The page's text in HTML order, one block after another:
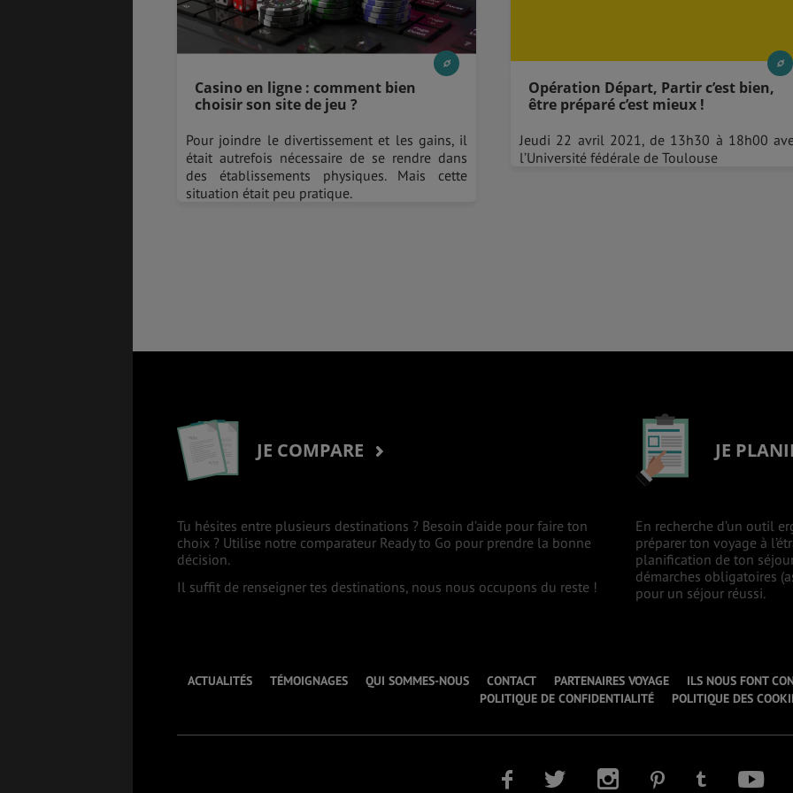
Casino en ligne : comment bien
choisir son site de jeu ?
Pour joindre le divertissement et les gains, il
était autrefois nécessaire de se rendre dans
des établissements physiques. Mais cette
situation était peu pratique.
Opération Départ, Partir c’est bien,
être préparé c’est mieux !
Jeudi 22 avril 2021, de 13h30 à 18h00
l’Université fédérale de Toulouse
JE COMPARE
Tu hésites entre plusieurs destinations ? Besoin d’aide pour faire ton
choix ? Utilise notre comparateur Ready to Go pour prendre la bonne
décision.
Il suffit de renseigner tes destinations, nous nous occupons du reste !
JE
En recherche d’un outil
préparer ton voyage à
planification de ton
démarches obligatoires
pour un séjour réussi.
ACTUALITÉS TÉMOIGNAGES QUI SOMMES-NOUS CONTACT PARTENAIRES VOYAGE
ILS NOUS FONT
POLITIQUE DE CONFIDENTIALITÉ
POLITIQUE DES